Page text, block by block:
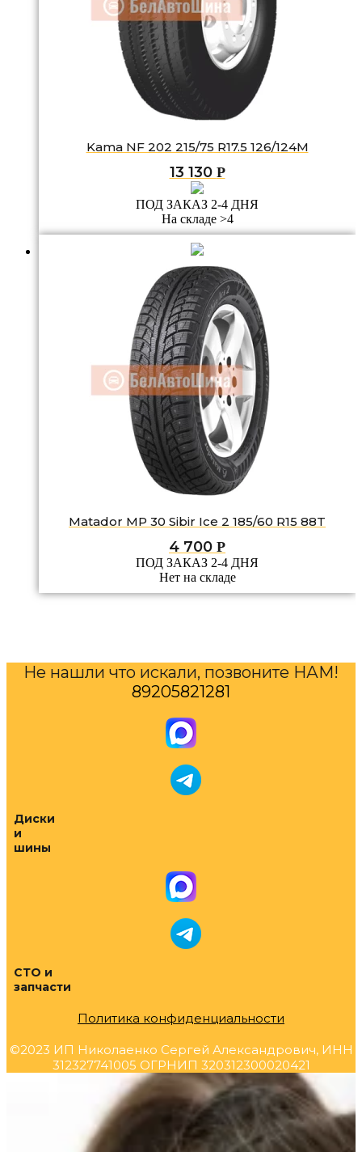
Kama NF 202 215/75 R17.5 126/124M
13 130 Р
ПОД ЗАКАЗ 2-4 ДНЯ
На складе >4
Matador MP 30 Sibir Ice 2 185/60 R15 88T
4 700 Р
ПОД ЗАКАЗ 2-4 ДНЯ
Нет на складе
Не нашли что искали, позвоните НАМ!
89205821281
Диски
и
шины
СТО и
запчасти
Политика конфиденциальности
©2023 ИП Николаенко Сергей Александрович, ИНН
312327741005 ОГРНИП 320312300020421